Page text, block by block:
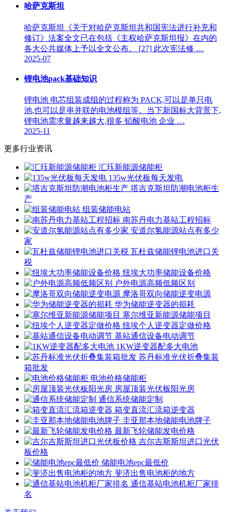
哈萨克斯坦
哈萨克斯坦《关于对哈萨克斯坦共和国宪法进行补充和
修订》法案全文已在包括《主权哈萨克斯坦报》在内的
各大公共媒体上予以全文公布。 [27] 此次宪法修 …
2025-07
锂电池pack基础知识
锂电池 电芯组装成组的过程称为 PACK,可以是单只电
池,也可以是串并联的电池模组等。当下新国标大背景下,
锂电池需求量越来越大,很多 铅酸电池 企业 …
2025-11
更多行业资讯
汇珏新能源储能柜
135w光伏板每天发电
塔吉克斯坦防潮电池柜生
产
组装储能电站
南苏丹电力基站工程招标
安道尔氢能源站点有多少
家
瓦杜兹储能锂电池进口关
税
纽埃大功率储能设备价格
户外电源高频低频区别
摩洛哥双向储能逆变电源
华为储能逆变器的损耗
塞尔维亚新能源储能项目
纽埃个人逆变器定做价格
基站通信设备电动调节
1KW逆变器配多大电池
苏丹标准光伏折叠集装
箱批发
电池价格储能柜
房屋顶装光伏板阳光房
通信系统储能定制
箱变直流汇流箱逆变器
圭亚那本地储能电池牌子
最新飞轮储能发电价格
吉尔吉斯斯坦进口光伏
板价格
储能电池epc最低价
斐济出售电池柜的地方
通信基站电池机柜厂家排
名